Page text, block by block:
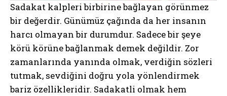
Sadakat kalpleri birbirine bağlayan görünmez
bir değerdir. Günümüz çağında da her insanın
harcı olmayan bir durumdur. Sadece bir şeye
körü körüne bağlanmak demek değildir. Zor
zamanlarında yanında olmak, verdiğin sözleri
tutmak, sevdiğini doğru yola yönlendirmek
bariz özellikleridir. Sadakatli olmak hem